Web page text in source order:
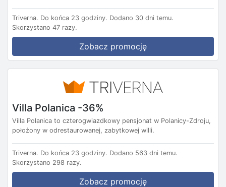
Triverna. Do końca 23 godziny. Dodano 30 dni temu.
Skorzystano 47 razy.
Zobacz promocję
Villa Polanica -36%
Villa Polanica to czterogwiazdkowy pensjonat w Polanicy-Zdroju,
położony w odrestaurowanej, zabytkowej willi.
Triverna. Do końca 23 godziny. Dodano 563 dni temu.
Skorzystano 298 razy.
Zobacz promocję